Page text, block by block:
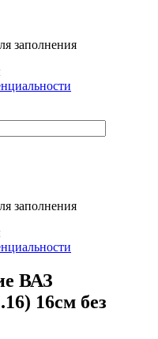
заполнения
заполнения
ВАЗ
16см без